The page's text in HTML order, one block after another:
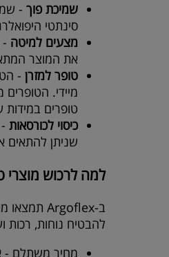
שמיכת פוך -
סינתטי
מצעים למיטה -
את המוצר
טופר למזרן -
טופרים
כיסוי לכורסאות -
שניתן להתאים
למה לרכוש
ב-Argoflex תמצאו
להבטיח נוחות, רכות
מחיר משתלם -